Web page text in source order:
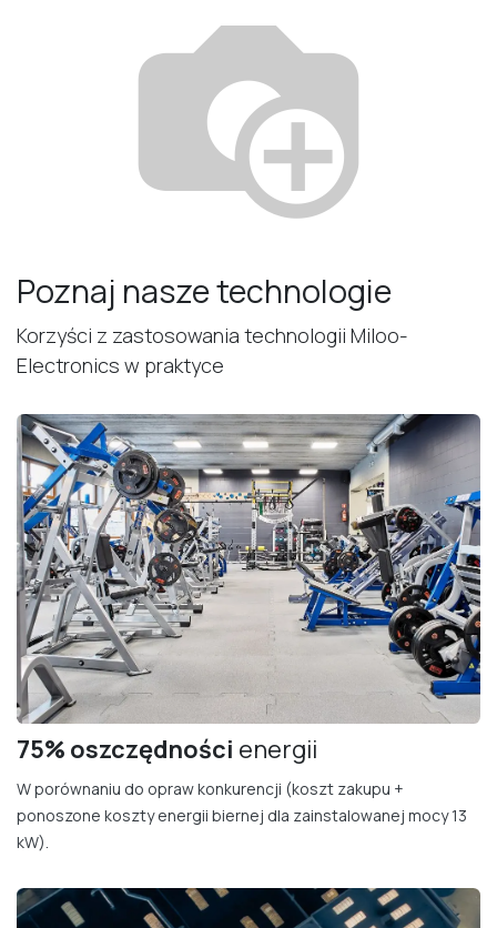
Poznaj nasze technologie
Korzyści z zastosowania technologii Miloo-
Electronics w praktyce
75% oszczędności energii
W porównaniu do opraw konkurencji (koszt zakupu +
ponoszone koszty energii biernej dla zainstalowanej mocy 13
kW).